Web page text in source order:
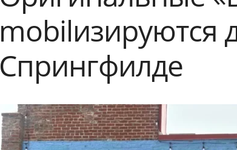
mobilизируются
Спрингфилде